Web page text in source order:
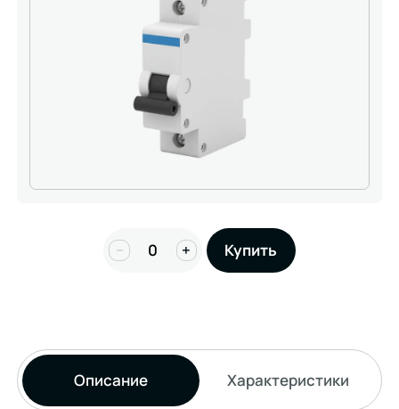
− + Купить
Описание Характеристики